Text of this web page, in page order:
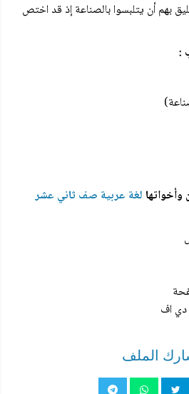
بهم أن يتلبسوا بالصناعة إذ قد اختص
لغة عربية صف ثاني عشر
الملف